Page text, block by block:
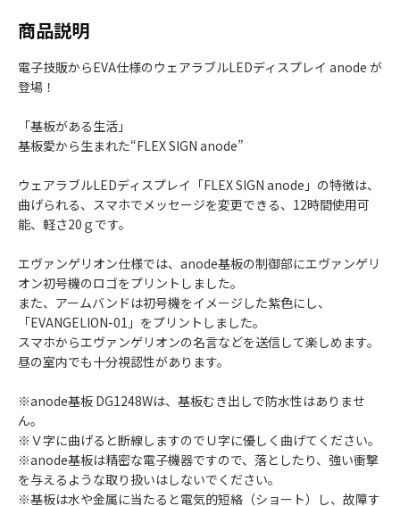
商品説明
電子技販からEVA仕様のウェアラブルLEDディスプレイ anode が
登場！
「基板がある生活」
基板愛から生まれた“FLEX SIGN anode”
ウェアラブルLEDディスプレイ「FLEX SIGN anode」の特徴は、
曲げられる、スマホでメッセージを変更できる、12時間使用可
能、軽さ20ｇです。
エヴァンゲリオン仕様では、anode基板の制御部にエヴァンゲリ
オン初号機のロゴをプリントしました。
また、アームバンドは初号機をイメージした紫色にし、
「EVANGELION-01」をプリントしました。
スマホからエヴァンゲリオンの名言などを送信して楽しめます。
昼の室内でも十分視認性があります。
※anode基板 DG1248Wは、基板むき出しで防水性はありませ
ん。
※Ｖ字に曲げると断線しますのでＵ字に優しく曲げてください。
※anode基板は精密な電子機器ですので、落としたり、強い衝撃
を与えるような取り扱いはしないでください。
※基板は水や金属に当たると電気的短絡（ショート）し、故障す